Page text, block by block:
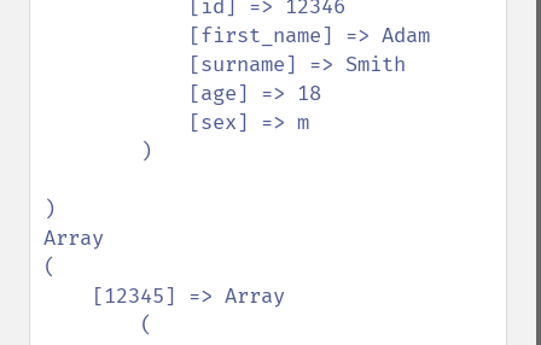
)
Array
(